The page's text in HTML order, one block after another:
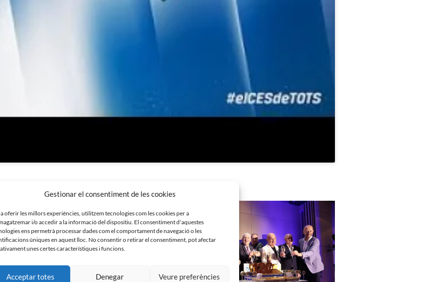
Gestionar el consentiment de les cookies
oferir les millors experiències, utilitzem tecnologies com les cookies per a
i/o accedir a la informació del dispositiu. El consentiment d'aquestes
ens permetrà processar dades com el comportament de navegació o les
úniques en aquest lloc. No consentir o retirar el consentiment, pot afectar
unes certes característiques i funcions.
Acceptar totes Denegar Veure preferències